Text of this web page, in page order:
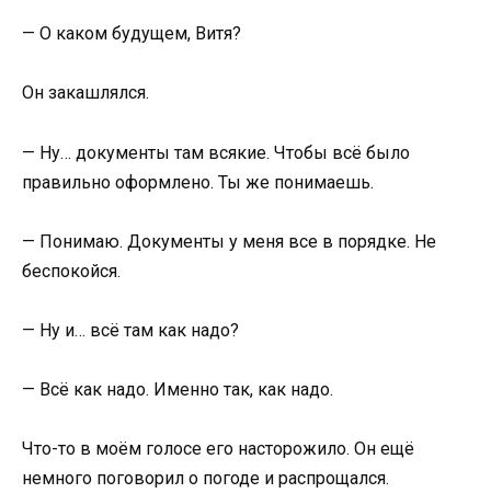
— О каком будущем, Витя?
Он закашлялся.
— Ну… документы там всякие. Чтобы всё было
правильно оформлено. Ты же понимаешь.
— Понимаю. Документы у меня все в порядке. Не
беспокойся.
— Ну и… всё там как надо?
— Всё как надо. Именно так, как надо.
Что-то в моём голосе его насторожило. Он ещё
немного поговорил о погоде и распрощался.